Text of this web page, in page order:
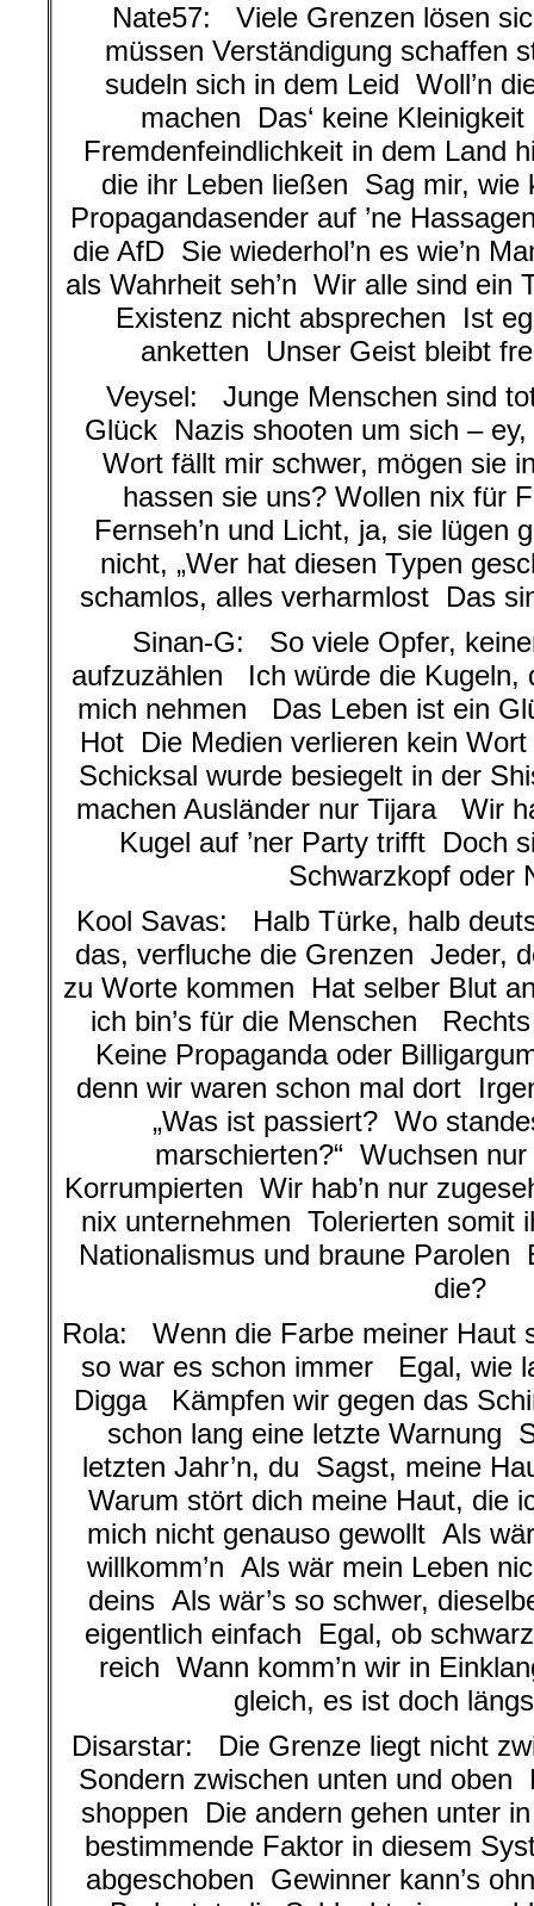
Nate57: Viele Grenzen lösen
müssen Verständigung schaffen
sudeln sich in dem Leid Woll’n
machen Das‘ keine
Fremdenfeindlichkeit in dem Land
die ihr Leben ließen Sag mir, wie
Propagandasender auf ’ne
die AfD Sie wiederhol’n es wie’n
als Wahrheit seh’n Wir alle sind ein
Existenz nicht absprechen Ist
anketten Unser Geist bleibt
Veysel: Junge Menschen sind
Glück Nazis shooten um sich –
Wort fällt mir schwer, mögen sie
hassen sie uns? Wollen nix für
Fernseh’n und Licht, ja, sie lügen
nicht, „Wer hat diesen Typen
schamlos, alles verharmlost Das
Sinan-G: So viele Opfer,
aufzuzählen Ich würde die Kugeln,
mich nehmen Das Leben ist ein
Hot Die Medien verlieren kein
Schicksal wurde besiegelt in der
machen Ausländer nur Tijara Wir
Kugel auf ’ner Party trifft Doch
Schwarzkopf oder
Kool Savas: Halb Türke, halb
das, verfluche die Grenzen Jeder,
zu Worte kommen Hat selber Blut
ich bin’s für die Menschen
Keine Propaganda oder
denn wir waren schon mal dort
„Was ist passiert? Wo
marschierten?“ Wuchsen
Korrumpierten Wir hab’n nur
nix unternehmen Tolerierten somit
Nationalismus und braune Parolen
die?
Rola: Wenn die Farbe meiner
so war es schon immer Egal, wie
Digga Kämpfen wir gegen das
schon lang eine letzte Warnung
letzten Jahr’n, du Sagst, meine
Warum stört dich meine Haut, die
mich nicht genauso gewollt Als
willkomm’n Als wär mein Leben
deins Als wär’s so schwer,
eigentlich einfach Egal, ob
reich Wann komm’n wir in
gleich, es ist doch
Disarstar: Die Grenze liegt nicht
Sondern zwischen unten und oben
shoppen Die andern gehen unter
bestimmende Faktor in diesem
abgeschoben Gewinner kann’s